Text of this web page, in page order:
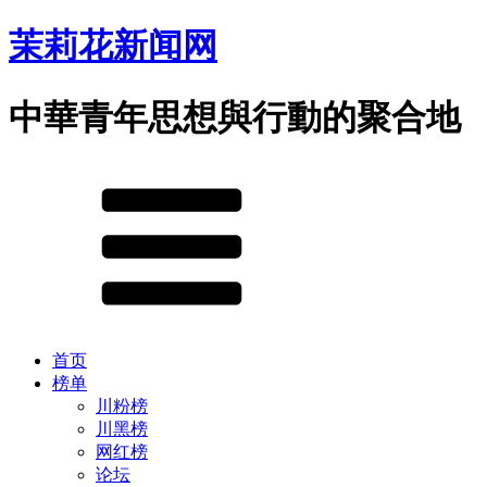
茉莉花新闻网
中華青年思想與行動的聚合地
首页
榜单
川粉榜
川黑榜
网红榜
论坛